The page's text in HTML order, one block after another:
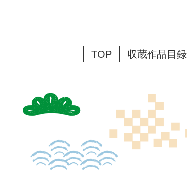
TOP 収蔵作品目録